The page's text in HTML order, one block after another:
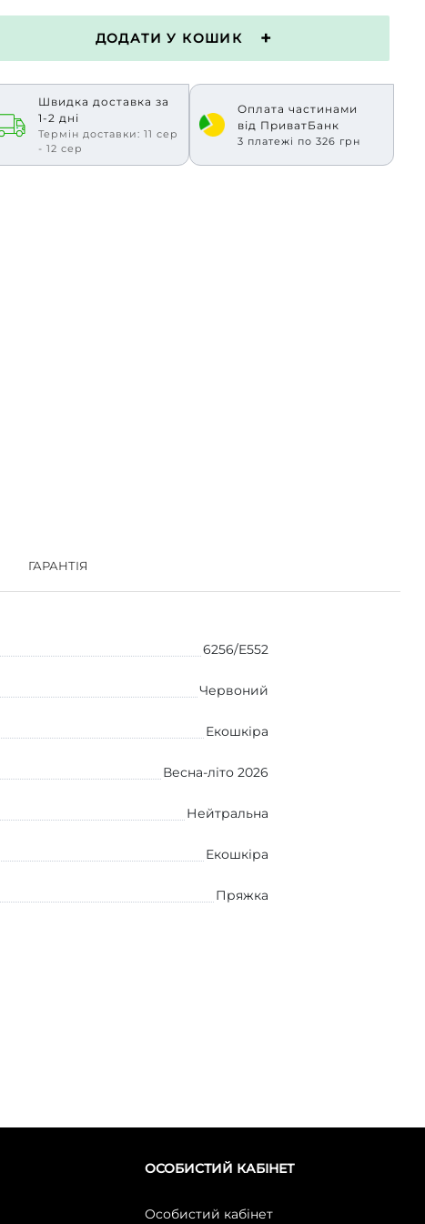
ДОДАТИ У КОШИК
Швидка доставка за
1-2 дні
Термін доставки: 11 сер
- 12 сер
Оплата частинами
від ПриватБанк
3 платежі по 326 грн
ГАРАНТІЯ
6256/E552
Червоний
Екошкіра
Весна-літо 2026
Нейтральна
Екошкіра
Пряжка
ОСОБИСТИЙ КАБІНЕТ
Особистий кабінет